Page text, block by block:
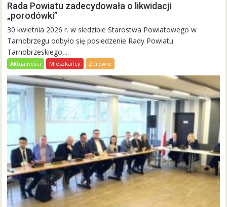
Rada Powiatu zadecydowała o likwidacji
„porodówki”
30 kwietnia 2026 r. w siedzibie Starostwa Powiatowego w
Tarnobrzegu odbyło się posiedzenie Rady Powiatu
Tarnobrzeskiego,...
Aktualności Mieszkańcy Zdrowie